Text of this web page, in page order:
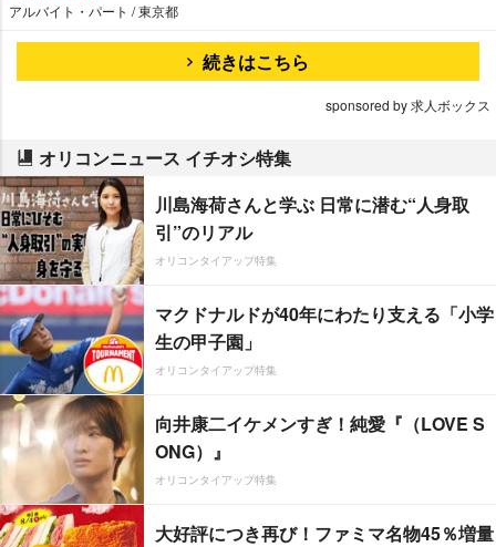
アルバイト・パート / 東京都
続きはこちら
sponsored by 求人ボックス
オリコンニュース イチオシ特集
川島海荷さんと学ぶ 日常に潜む“人身取
引”のリアル
オリコンタイアップ特集
マクドナルドが40年にわたり支える「小学
生の甲子園」
オリコンタイアップ特集
向井康二イケメンすぎ！純愛『（LOVE S
ONG）』
オリコンタイアップ特集
大好評につき再び！ファミマ名物45％増量